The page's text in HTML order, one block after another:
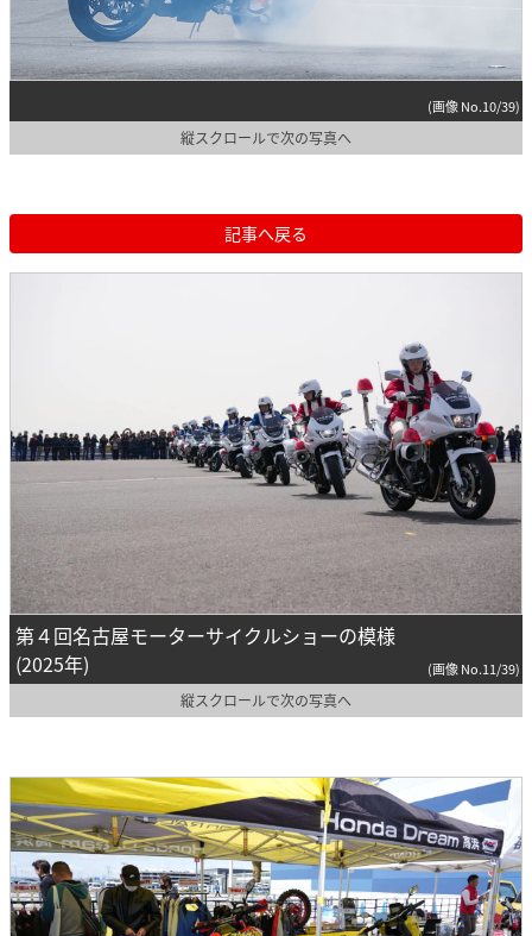
(画像 No.10/39)
縦スクロールで次の写真へ
記事へ戻る
第４回名古屋モーターサイクルショーの模様
(2025年)
(画像 No.11/39)
縦スクロールで次の写真へ